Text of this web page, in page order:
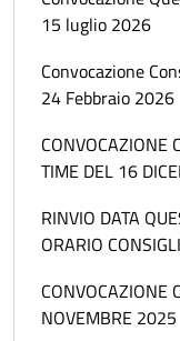
15 luglio 2026
Convocazione
24 Febbraio 2026
CONVOCAZIONE
TIME DEL 16
RINVIO DATA
ORARIO
CONVOCAZIONE
NOVEMBRE 2025